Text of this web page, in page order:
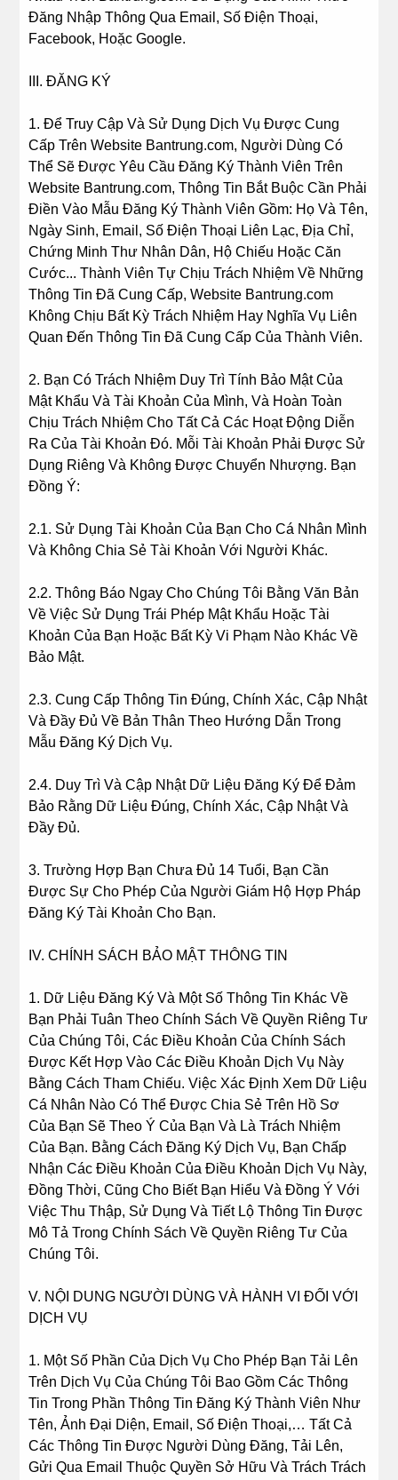
Đăng Nhập Thông Qua Email, Số Điện Thoại,
Facebook, Hoặc Google.
III. ĐĂNG KÝ
1. Để Truy Cập Và Sử Dụng Dịch Vụ Được Cung
Cấp Trên Website Bantrung.com, Người Dùng Có
Thể Sẽ Được Yêu Cầu Đăng Ký Thành Viên Trên
Website Bantrung.com, Thông Tin Bắt Buộc Cần Phải
Điền Vào Mẫu Đăng Ký Thành Viên Gồm: Họ Và Tên,
Ngày Sinh, Email, Số Điện Thoại Liên Lạc, Địa Chỉ,
Chứng Minh Thư Nhân Dân, Hộ Chiếu Hoặc Căn
Cước... Thành Viên Tự Chịu Trách Nhiệm Về Những
Thông Tin Đã Cung Cấp, Website Bantrung.com
Không Chịu Bất Kỳ Trách Nhiệm Hay Nghĩa Vụ Liên
Quan Đến Thông Tin Đã Cung Cấp Của Thành Viên.
2. Bạn Có Trách Nhiệm Duy Trì Tính Bảo Mật Của
Mật Khẩu Và Tài Khoản Của Mình, Và Hoàn Toàn
Chịu Trách Nhiệm Cho Tất Cả Các Hoạt Động Diễn
Ra Của Tài Khoản Đó. Mỗi Tài Khoản Phải Được Sử
Dụng Riêng Và Không Được Chuyển Nhượng. Bạn
Đồng Ý:
2.1. Sử Dụng Tài Khoản Của Bạn Cho Cá Nhân Mình
Và Không Chia Sẻ Tài Khoản Với Người Khác.
2.2. Thông Báo Ngay Cho Chúng Tôi Bằng Văn Bản
Về Việc Sử Dụng Trái Phép Mật Khẩu Hoặc Tài
Khoản Của Bạn Hoặc Bất Kỳ Vi Phạm Nào Khác Về
Bảo Mật.
2.3. Cung Cấp Thông Tin Đúng, Chính Xác, Cập Nhật
Và Đầy Đủ Về Bản Thân Theo Hướng Dẫn Trong
Mẫu Đăng Ký Dịch Vụ.
2.4. Duy Trì Và Cập Nhật Dữ Liệu Đăng Ký Để Đảm
Bảo Rằng Dữ Liệu Đúng, Chính Xác, Cập Nhật Và
Đầy Đủ.
3. Trường Hợp Bạn Chưa Đủ 14 Tuổi, Bạn Cần
Được Sự Cho Phép Của Người Giám Hộ Hợp Pháp
Đăng Ký Tài Khoản Cho Bạn.
IV. CHÍNH SÁCH BẢO MẬT THÔNG TIN
1. Dữ Liệu Đăng Ký Và Một Số Thông Tin Khác Về
Bạn Phải Tuân Theo Chính Sách Về Quyền Riêng Tư
Của Chúng Tôi, Các Điều Khoản Của Chính Sách
Được Kết Hợp Vào Các Điều Khoản Dịch Vụ Này
Bằng Cách Tham Chiếu. Việc Xác Định Xem Dữ Liệu
Cá Nhân Nào Có Thể Được Chia Sẻ Trên Hồ Sơ
Của Bạn Sẽ Theo Ý Của Bạn Và Là Trách Nhiệm
Của Bạn. Bằng Cách Đăng Ký Dịch Vụ, Bạn Chấp
Nhận Các Điều Khoản Của Điều Khoản Dịch Vụ Này,
Đồng Thời, Cũng Cho Biết Bạn Hiểu Và Đồng Ý Với
Việc Thu Thập, Sử Dụng Và Tiết Lộ Thông Tin Được
Mô Tả Trong Chính Sách Về Quyền Riêng Tư Của
Chúng Tôi.
V. NỘI DUNG NGƯỜI DÙNG VÀ HÀNH VI ĐỐI VỚI
DỊCH VỤ
1. Một Số Phần Của Dịch Vụ Cho Phép Bạn Tải Lên
Trên Dịch Vụ Của Chúng Tôi Bao Gồm Các Thông
Tin Trong Phần Thông Tin Đăng Ký Thành Viên Như
Tên, Ảnh Đại Diện, Email, Số Điện Thoại,… Tất Cả
Các Thông Tin Được Người Dùng Đăng, Tải Lên,
Gửi Qua Email Thuộc Quyền Sở Hữu Và Trách Trách